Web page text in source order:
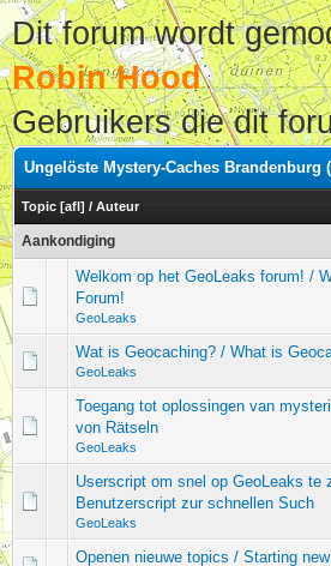
Dit forum wordt
Robin Hood
Gebruikers die dit
Ungelöste Mystery-Caches Brandenburg
Topic [afl ] / Auteur
Aankondiging
Welkom op het GeoLeaks forum! /
Forum!
GeoLeaks
Wat is Geocaching? / What is
GeoLeaks
Toegang tot oplossingen van
von Rätseln
GeoLeaks
Userscript om snel op GeoLeaks
Benutzerscript zur schnellen Such
GeoLeaks
Openen nieuwe topics / Starting